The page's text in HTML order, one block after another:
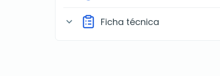
expand_more Ficha técnica